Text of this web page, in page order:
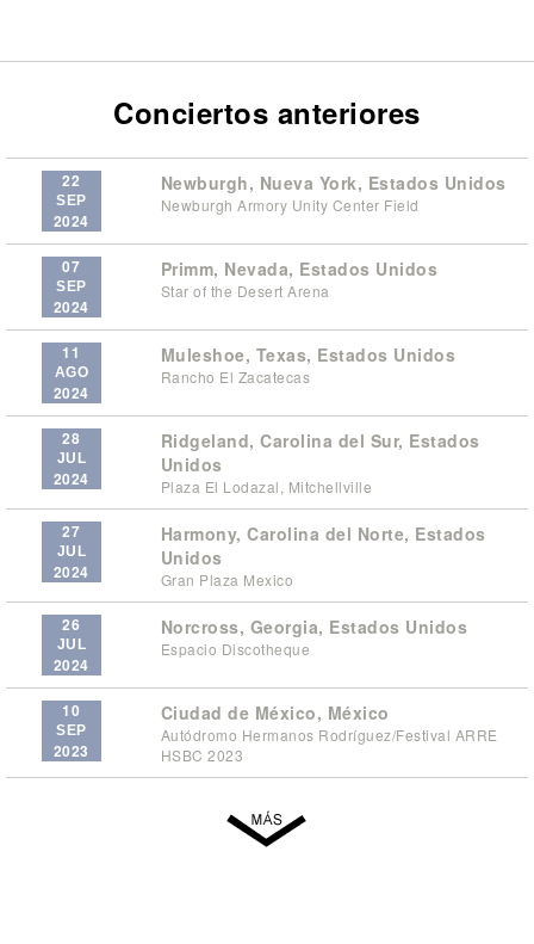
Conciertos anteriores
22
SEP
2024
Newburgh, Nueva York, Estados Unidos
Newburgh Armory Unity Center Field
07
SEP
2024
Primm, Nevada, Estados Unidos
Star of the Desert Arena
11
AGO
2024
Muleshoe, Texas, Estados Unidos
Rancho El Zacatecas
28
JUL
2024
Ridgeland, Carolina del Sur, Estados
Unidos
Plaza El Lodazal, Mitchellville
27
JUL
2024
Harmony, Carolina del Norte, Estados
Unidos
Gran Plaza Mexico
26
JUL
2024
Norcross, Georgia, Estados Unidos
Espacio Discotheque
10
SEP
2023
Ciudad de México, México
Autódromo Hermanos Rodríguez/Festival ARRE
HSBC 2023